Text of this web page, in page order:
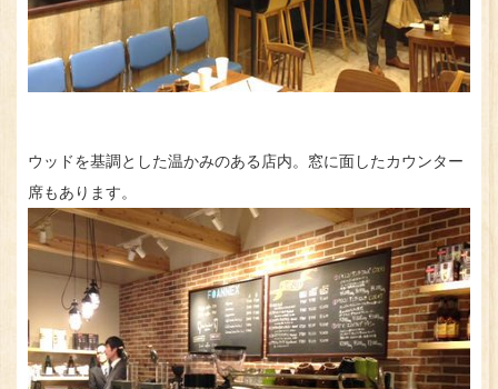
ウッドを基調とした温かみのある店内。窓に面したカウンター
席もあります。